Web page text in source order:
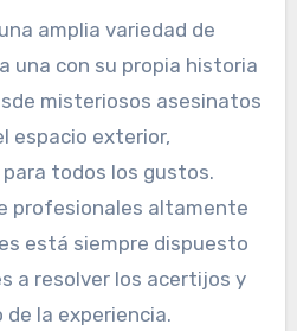
amplia variedad de
una con su propia historia
misteriosos asesinatos
espacio exterior,
todos los gustos.
profesionales altamente
está siempre dispuesto
a resolver los acertijos y
la experiencia.